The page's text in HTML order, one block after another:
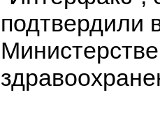
подтвердили
Министерстве